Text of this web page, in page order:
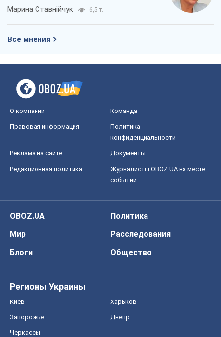
Марина Ставнійчук 6,5 т.
Все мнения
О компании Команда
Правовая информация
Политика
конфиденциальности
Реклама на сайте Документы
Редакционная политика
Журналисты OBOZ.UA на месте
событий
OBOZ.UA
Политика
Мир
Расследования
Блоги
Общество
Регионы Украины
Киев Харьков
Запорожье Днепр
Черкассы